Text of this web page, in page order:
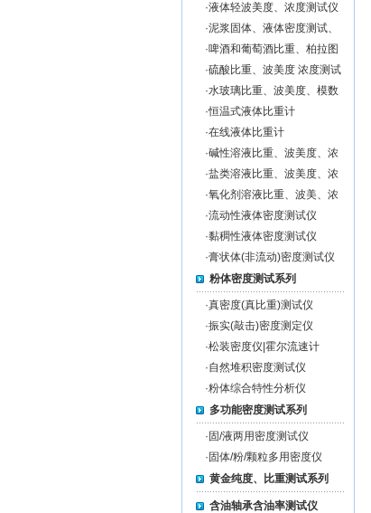
·液体轻波美度、浓度测试仪
·泥浆固体、液体密度测试、
泥浆固形物％含量测试仪
·啤酒和葡萄酒比重、柏拉图
度、浓度测试仪
·硫酸比重、波美度 浓度测试
仪
·水玻璃比重、波美度、模数
测试仪
·恒温式液体比重计
·在线液体比重计
·碱性溶液比重、波美度、浓
度测试仪
·盐类溶液比重、波美度、浓
度测试仪
·氧化剂溶液比重、波美、浓
度测试仪
·流动性液体密度测试仪
·黏稠性液体密度测试仪
·膏状体(非流动)密度测试仪
粉体密度测试系列
·真密度(真比重)测试仪
·振实(敲击)密度测定仪
·松装密度仪|霍尔流速计
·自然堆积密度测试仪
·粉体综合特性分析仪
多功能密度测试系列
· 固/液两用密度测试仪
· 固体/粉/颗粒多用密度仪
黄金纯度、比重测试系列
含油轴承含油率测试仪